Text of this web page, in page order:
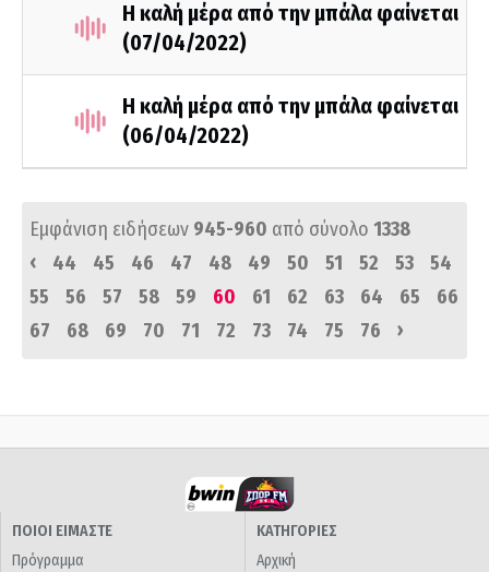
Η καλή μέρα από την μπάλα φαίνεται
(07/04/2022)
Η καλή μέρα από την μπάλα φαίνεται
(06/04/2022)
Εμφάνιση ειδήσεων 945-960 από σύνολο 1338
‹
44 45 46 47 48 49 50 51 52 53
54
55
56 57 58 59 60 61 62 63 64 65
66
67
68 69 70 71 72 73 74 75 76 ›
ΠΟΙΟΙ ΕΙΜΑΣΤΕ
Πρόγραμμα
ΚΑΤΗΓΟΡΙΕΣ
Αρχική